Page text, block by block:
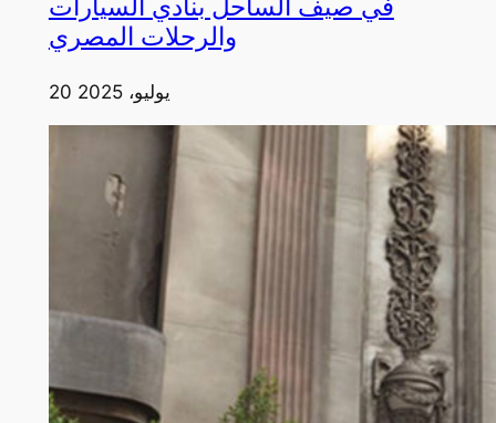
في صيف الساحل بنادي السيارات
والرحلات المصري
20 يوليو، 2025